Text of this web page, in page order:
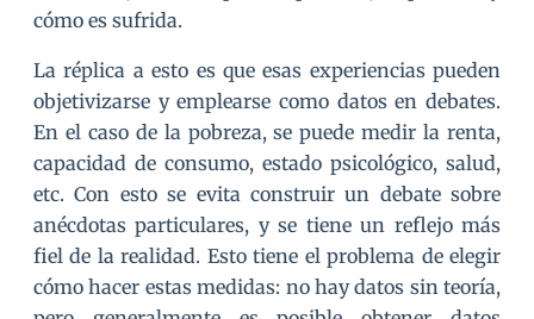
cómo es sufrida.
La réplica a esto es que esas experiencias pueden
objetivizarse y emplearse como datos en debates.
En el caso de la pobreza, se puede medir la renta,
capacidad de consumo, estado psicológico, salud,
etc. Con esto se evita construir un debate sobre
anécdotas particulares, y se tiene un reflejo más
fiel de la realidad. Esto tiene el problema de elegir
cómo hacer estas medidas: no hay datos sin teoría,